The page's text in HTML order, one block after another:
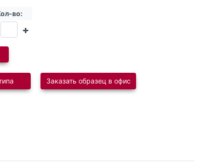
во:
Заказать образец в офис